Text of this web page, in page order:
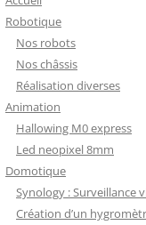
W350
Robotique
Nos robots
Nos châssis
Réalisation diverses
Animation
Hallowing M0 express
Led neopixel 8mm
Domotique
Synology : Surveillance
Création d’un